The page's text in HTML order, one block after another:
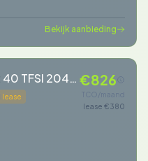
Bekijk aanbieding
TFSI 204
Sport
lease
€826
TCO/maand
lease €380